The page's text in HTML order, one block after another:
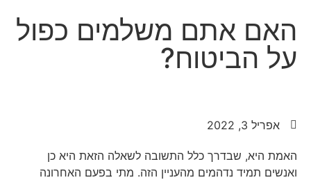
האם אתם משלמים כפול
על הביטוח?
אפריל 3, 2022
האמת היא, שבדרך כלל התשובה לשאלה הזאת היא כן
ואנשים תמיד נדהמים מהעניין הזה. מתי בפעם האחרונה